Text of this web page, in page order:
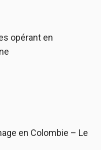
opérant en
en Colombie – Le